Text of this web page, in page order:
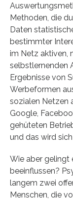
Methoden, die
Daten
bestimmter
im Netz aktiven,
selbstlernenden
Ergebnisse von
Werbeformen
sozialen Netzen
Google,
gehüteten
und das wird
Wie aber gelingt
beeinflussen?
langem zwei
Menschen, die